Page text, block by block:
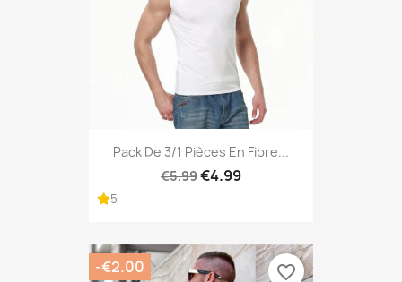
Pack De 3/1 Pièces En Fibre...
€5.99€4.99
5
-€2.00 favorite_border